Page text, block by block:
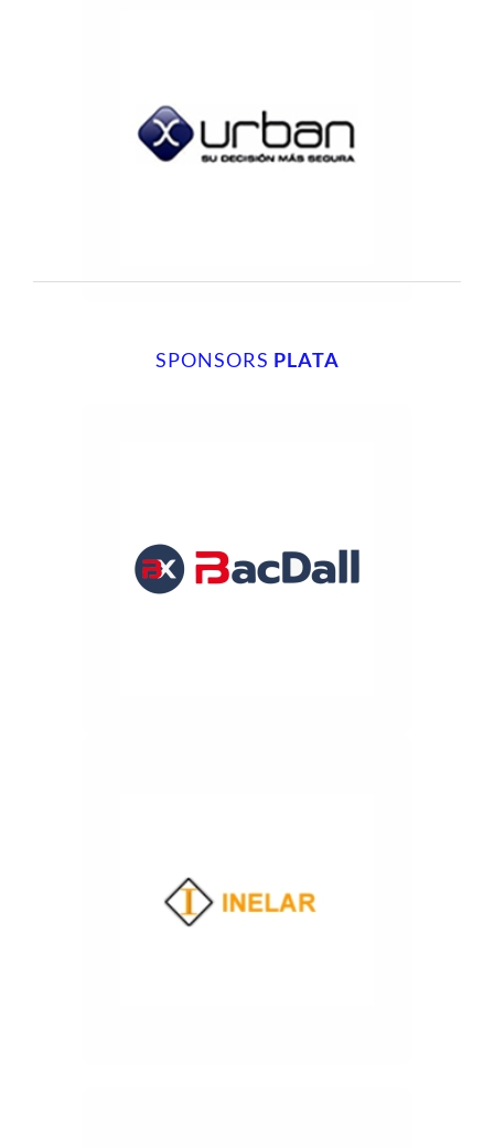
SPONSORS PLATA